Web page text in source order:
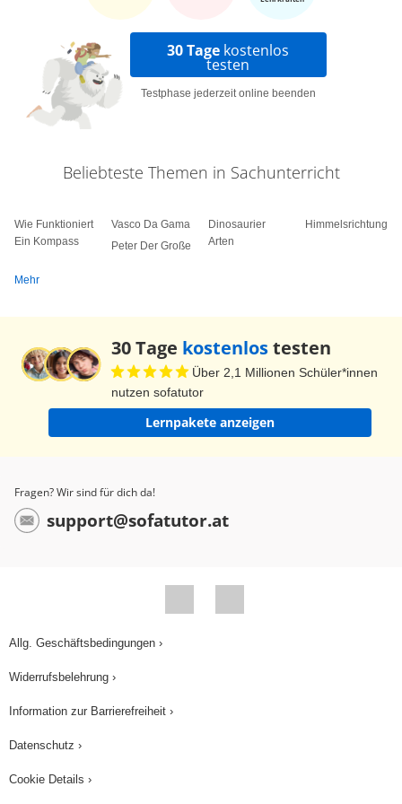
30 Tage kostenlos
testen
Testphase jederzeit online beenden
Beliebteste Themen in Sachunterricht
Wie Funktioniert
Ein Kompass
Vasco Da Gama
Peter Der Große
Dinosaurier
Arten
Himmelsrichtungen
Mehr
30 Tage kostenlostesten
Über 2,1 Millionen Schüler*innen
nutzen sofatutor
Lernpakete anzeigen
Fragen? Wir sind für dich da!
support@sofatutor.at
Allg. Geschäftsbedingungen ›
Widerrufsbelehrung ›
Information zur Barrierefreiheit ›
Datenschutz ›
Cookie Details ›